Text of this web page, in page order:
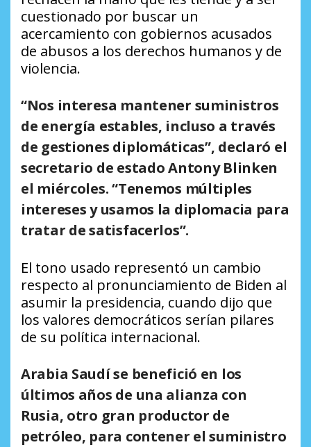
cuestionado por buscar un
acercamiento con gobiernos acusados
de abusos a los derechos humanos y de
violencia.
“Nos interesa mantener suministros
de energía estables, incluso a través
de gestiones diplomáticas”, declaró el
secretario de estado Antony Blinken
el miércoles. “Tenemos múltiples
intereses y usamos la diplomacia para
tratar de satisfacerlos”.
El tono usado representó un cambio
respecto al pronunciamiento de Biden al
asumir la presidencia, cuando dijo que
los valores democráticos serían pilares
de su política internacional.
Arabia Saudí se benefició en los
últimos años de una alianza con
Rusia, otro gran productor de
petróleo, para contener el suministro